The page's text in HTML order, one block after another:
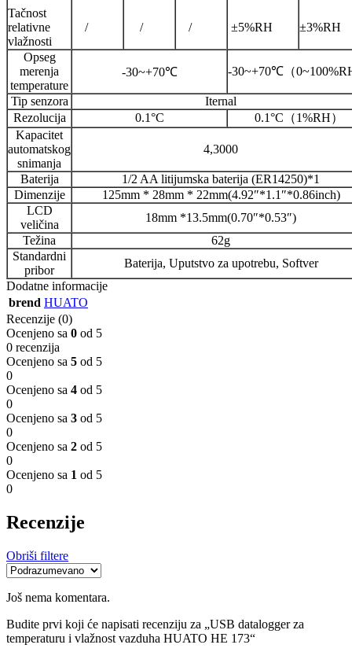
Tačnost
relativne
vlažnosti
/ / / ±5%RH ±3%RH
Opseg
merenja
temperature
-30~+70℃ -30~+70℃（
Tip senzora
Iternal
Rezolucija
0.1°C
0.1°C（1%RH）
Kapacitet
automatskog
snimanja
4,3000
Baterija
1/2 AA litijumska baterija (ER14250)*1
Dimenzije
125mm * 28mm * 22mm(4.92″*1.1″*0.86inch)
LCD
veličina
18mm *13.5mm(0.70″*0.53″)
Težina
62g
Standardni
pribor
Baterija, Uputstvo za upotrebu, Softver
Dodatne informacije
brend HUATO
Recenzije (0)
Ocenjeno sa 0 od 5
0 recenzija
Ocenjeno sa 5 od 5
0
Ocenjeno sa 4 od 5
0
Ocenjeno sa 3 od 5
0
Ocenjeno sa 2 od 5
0
Ocenjeno sa 1 od 5
0
Recenzije
Obriši filtere
Još nema komentara.
Budite prvi koji će napisati recenziju za „USB datalogger za
temperaturu i vlažnost vazduha HUATO HE 173“